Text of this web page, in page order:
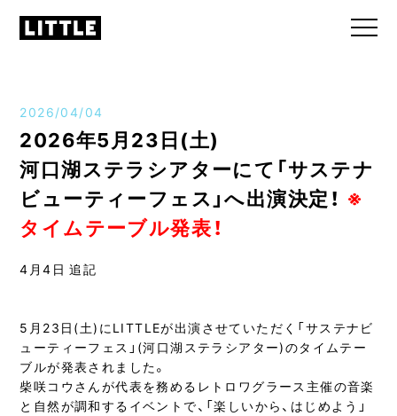
2026/04/04
2026年5月23日(土)
河口湖ステラシアターにて「サステナ
ビューティーフェス」へ出演決定！ ※
タイムテーブル発表！
4月4日 追記
5月23日(土)にLITTLEが出演させていただく「サステナビ
ューティーフェス」(河口湖ステラシアター)のタイムテー
ブルが発表されました。
柴咲コウさんが代表を務めるレトロワグラース主催の音楽
と自然が調和するイベントで、「楽しいから、はじめよう」